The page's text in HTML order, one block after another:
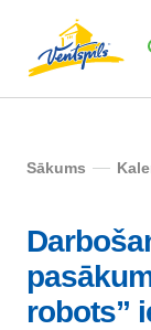
Sākums
robots”